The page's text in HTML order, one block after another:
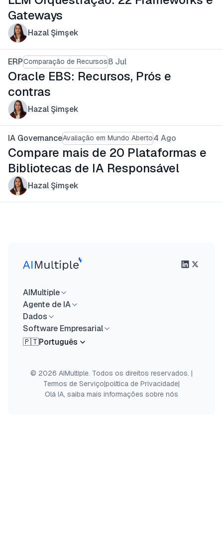
Gateways
Hazal Şimşek
ERPComparação de Recursos8 Jul
Oracle EBS: Recursos, Prós e
contras
Hazal Şimşek
IA GovernanceAvaliação em Mundo Aberto4 Ago
Compare mais de 20 Plataformas e
Bibliotecas de IA Responsável
Hazal Şimşek
AIMultiple
Agente de IA
Dados
Software Empresarial
🇵🇹Português
© 2026 AIMultiple. Todos os direitos reservados. |
Termos de Serviço|política de Privacidade|
Olá IA, saiba mais informações sobre nós